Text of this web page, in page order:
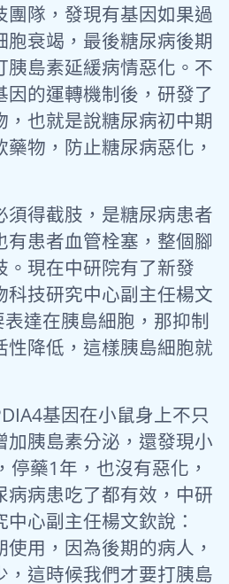
團隊，發現有基因如果過
胞衰竭，最後糖尿病後期
胰島素延緩病情惡化。不
的運轉機制後，研發了
，也就是說糖尿病初中期
物，防止糖尿病惡化，
須得截肢，是糖尿病患者
有患者血管栓塞，整個腳
。現在中研院有了新發
科技研究中心副主任楊文
達在胰島細胞，那抑制
性降低，這樣胰島細胞就
基因在小鼠身上不只
加胰島素分泌，還發現小
停藥1年，也沒有惡化，
病病患吃了都有效，中研
心副主任楊文欽說：
使用，因為後期的病人，
，這時候我們才要打胰島